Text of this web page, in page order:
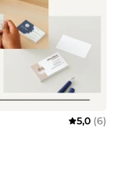
5,0 (6)